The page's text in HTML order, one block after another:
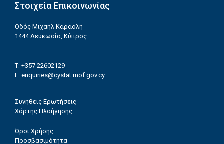
Στοιχεία Επικοινωνίας
Οδός Μιχαήλ Καραολή
1444 Λευκωσία, Κύπρος
T: +357 22602129
E: enquiries@cystat.mof.gov.cy
Συνήθεις Ερωτήσεις
Χάρτης Πλοήγησης
Όροι Χρήσης
Προσβασιμότητα